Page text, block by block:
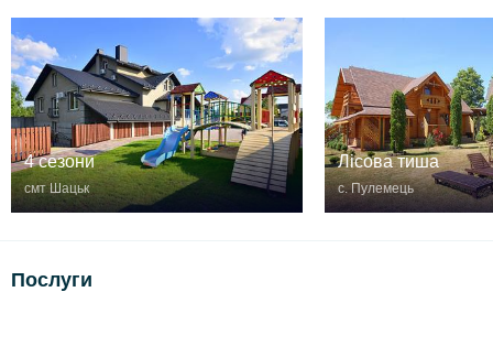
4 сезони
смт Шацьк
Лісова тиша
с. Пулемець
Послуги